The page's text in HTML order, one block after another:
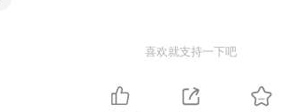
喜欢就支持一下吧